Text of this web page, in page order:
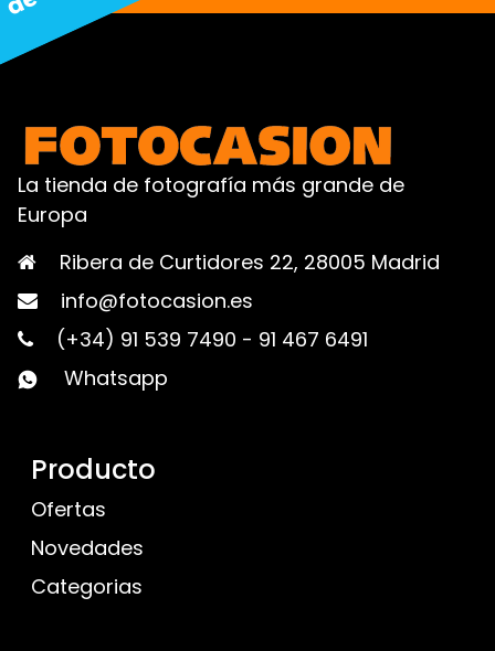
La tienda de fotografía más grande de
Europa
Ribera de Curtidores 22, 28005 Madrid
info@fotocasion.es
(+34) 91 539 7490 - 91 467 6491
Whatsapp
Producto
Ofertas
Novedades
Categorias